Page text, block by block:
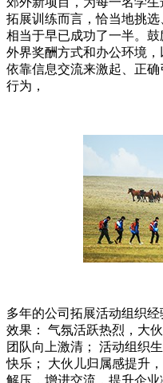
拓展训练而言，恰当地挑
相当于早已成功了一半。
外界奖酬方式和办公环境
依靠信息交流来激起、正
行为，
多年的公司拓展活动组织
效果： 气氛活跃热烈，大
团队向上激清； 活动组织
快乐； 大伙儿归属感提升
解压，增进交流，提升企业